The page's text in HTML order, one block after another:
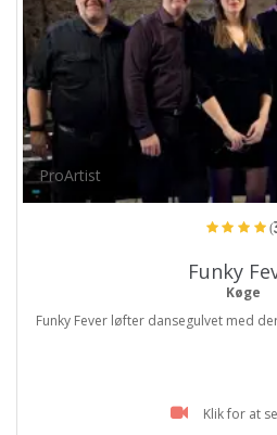
ProArtist
Funky
Køge
Funky Fever løfter dansegulvet med
Klik for at